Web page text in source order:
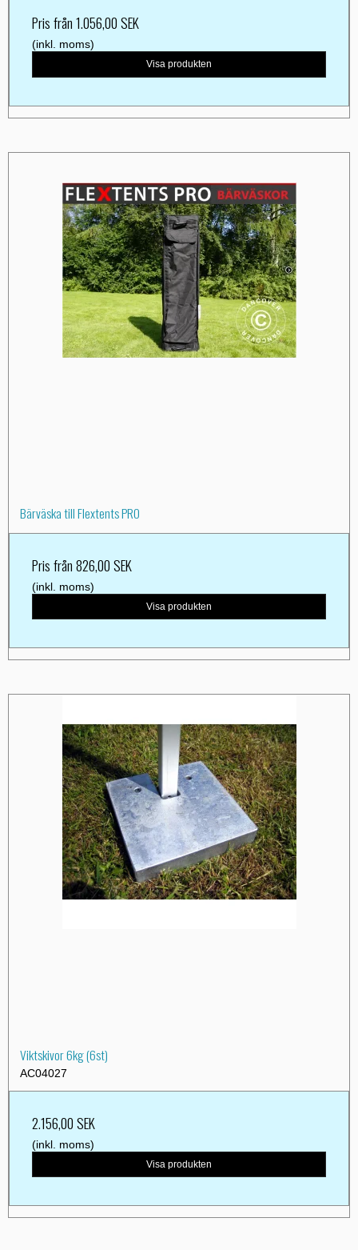
Pris från1.056,00 SEK
(inkl. moms)
Visa produkten
Bärväska till Flextents PRO
Pris från826,00 SEK
(inkl. moms)
Visa produkten
Viktskivor 6kg (6st)
AC04027
2.156,00 SEK
(inkl. moms)
Visa produkten